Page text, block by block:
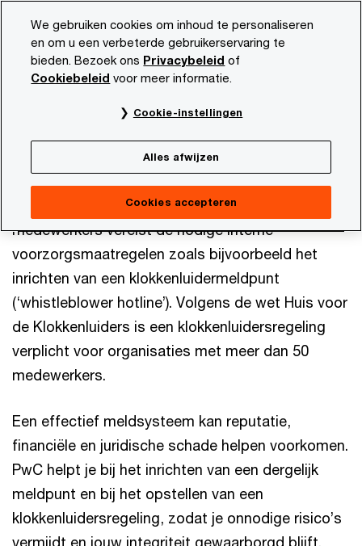
content
footer
PwC NL Onze dienstverlening Forensic Services
Klokkenluidersmeldpunt
Het melden van een misstand door een van jouw
medewerkers vereist de nodige interne
voorzorgsmaatregelen zoals bijvoorbeeld het
inrichten van een klokkenluidermeldpunt
(‘whistleblower hotline’). Volgens de wet Huis voor
de Klokkenluiders is een klokkenluidersregeling
verplicht voor organisaties met meer dan 50
medewerkers.
Een effectief meldsysteem kan reputatie,
financiële en juridische schade helpen voorkomen.
PwC helpt je bij het inrichten van een dergelijk
meldpunt en bij het opstellen van een
klokkenluidersregeling, zodat je onnodige risico’s
vermijdt en jouw integriteit gewaarborgd blijft.
We gebruiken cookies om inhoud te personaliseren
en om u een verbeterde gebruikerservaring te
bieden. Bezoek ons Privacybeleid of
Cookiebeleid voor meer informatie.
Cookie-instellingen
Alles afwijzen
Cookies accepteren